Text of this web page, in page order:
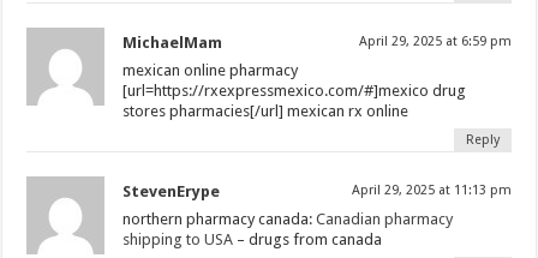
MichaelMam April 29, 2025 at 6:59 pm
mexican online pharmacy
[url=https://rxexpressmexico.com/#]mexico drug
stores pharmacies[/url] mexican rx online
Reply
StevenErype April 29, 2025 at 11:13 pm
northern pharmacy canada:Canadian pharmacy
shipping to USA – drugs from canada